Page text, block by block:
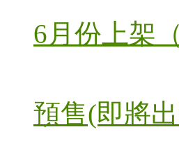
6月份上架
預售(即將